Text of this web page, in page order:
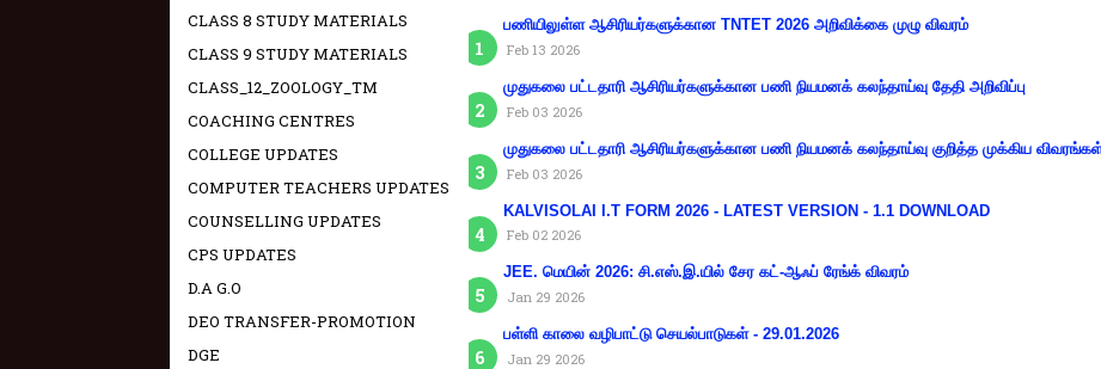
பணியிலுள்ள ஆசிரியர்களுக்கான TNTET 2026 அறிவிக்கை முழு விவரம்
Feb 13 2026
முதுகலை பட்டதாரி ஆசிரியர்களுக்கான பணி நியமனக் கலந்தாய்வு தேதி அறிவிப்பு
Feb 03 2026
முதுகலை பட்டதாரி ஆசிரியர்களுக்கான பணி நியமனக் கலந்தாய்வு குறித்த முக்கிய
Feb 03 2026
KALVISOLAI I.T FORM 2026 - LATEST VERSION - 1.1 DOWNLOAD
Feb 02 2026
JEE. மெயின் 2026: சி.எஸ்.இ.யில் சேர கட்-ஆஃப் ரேங்க் விவரம்
Jan 29 2026
பள்ளி காலை வழிபாட்டு செயல்பாடுகள் - 29.01.2026
Jan 29 2026
CLASS 8 STUDY MATERIALS
CLASS 9 STUDY MATERIALS
CLASS_12_ZOOLOGY_TM
COACHING CENTRES
COLLEGE UPDATES
COMPUTER TEACHERS UPDATES
COUNSELLING UPDATES
CPS UPDATES
D.A G.O
DEO TRANSFER-PROMOTION
DGE